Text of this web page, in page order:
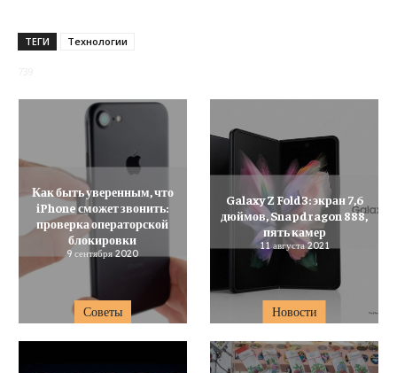
ТЕГИ Технологии
Советы
Как быть уверенным, что
iPhone сможет звонить:
проверка операторской
блокировки
9 сентября 2020
Новости
Galaxy Z Fold3: экран 7,6
дюймов, Snapdragon 888,
пять камер
11 августа 2021